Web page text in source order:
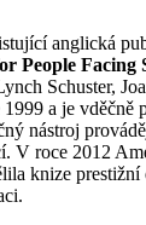
anglická
People Facing
Schuster,
a je vděčně
nástroj
V roce 2012
knize prestižní